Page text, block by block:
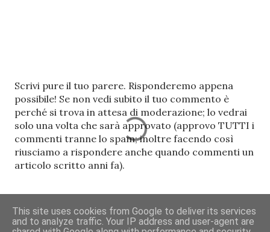
P
o
s
t
a
u
n
o
m
m
Scrivi pure il tuo parere. Risponderemo appena
possibile! Se non vedi subito il tuo commento è
perché si trova in attesa di moderazione; lo vedrai
solo una volta che sarà approvato (approvo TUTTI i
commenti tranne lo spam; inoltre facendo così
riusciamo a rispondere anche quando commenti un
articolo scritto anni fa).
This site uses cookies from Google to deliver its services
and to analyze traffic. Your IP address and user-agent are